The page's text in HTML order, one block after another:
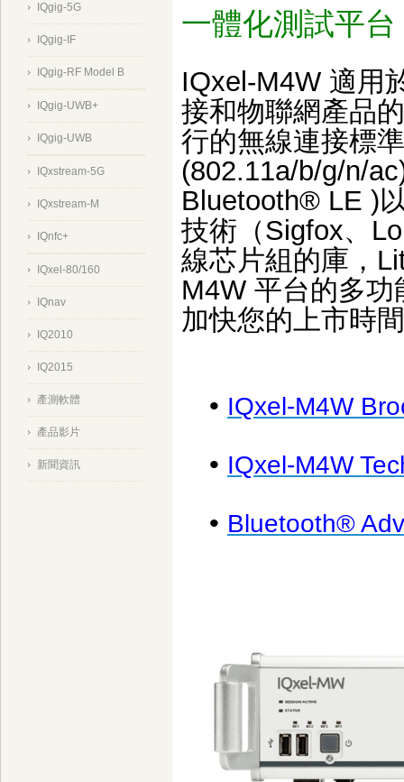
IQgig-5G
IQgig-IF
IQgig-RF Model B
IQgig-UWB+
IQgig-UWB
IQxstream-5G
IQxstream-M
IQnfc+
IQxel-80/160
IQnav
IQ2010
IQ2015
產測軟體
產品影片
新聞資訊
一體化測試平台
IQxel-M4W 適用
接和物聯網產品
行的無線連接標
(802.11a/b/g/n/
Bluetooth® LE )
技術（Sigfox、
線芯片組的庫，
M4W 平台的多
加快您的上市時
• IQxel-M4W
• IQxel-M4W
• Bluetooth®